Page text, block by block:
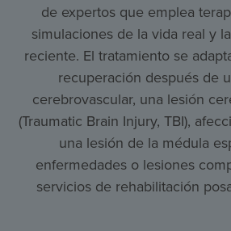
de expertos que emplea
simulaciones de la vida real y
reciente. El tratamiento se
recuperación después de
cerebrovascular, una lesión
(Traumatic Brain Injury, TBI),
una lesión de la médula
enfermedades o lesiones
servicios de rehabilitación